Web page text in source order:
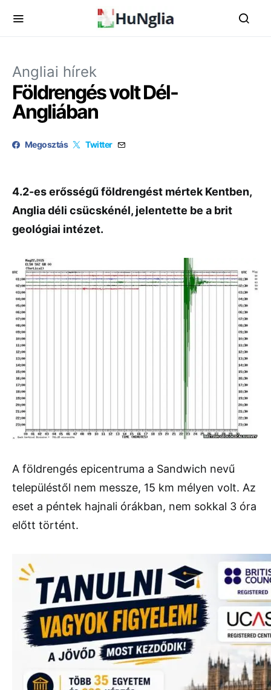
Angliai hírek
Földrengés volt Dél-
Angliában
Megosztás Twitter
4.2-es erősségű földrengést mértek Kentben,
Anglia déli csücskénél, jelentette be a brit
geológiai intézet.
A földrengés epicentruma a Sandwich nevű
településtől nem messze, 15 km mélyen volt. Az
eset a péntek hajnali órákban, nem sokkal 3 óra
előtt történt.